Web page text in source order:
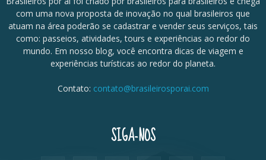
com uma nova proposta de inovação no qual brasileiros que
atuam na área poderão se cadastrar e vender seus serviços, tais
como: passeios, atividades, tours e experiências ao redor do
mundo. Em nosso blog, você encontra dicas de viagem e
experiências turísticas ao redor do planeta.
Contato: contato@brasileirosporai.com
SIGA-NOS